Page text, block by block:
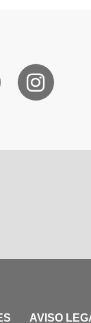
AVISO